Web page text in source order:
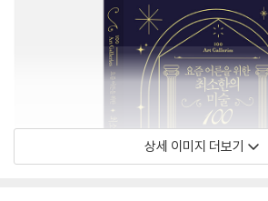
상세 이미지 더보기